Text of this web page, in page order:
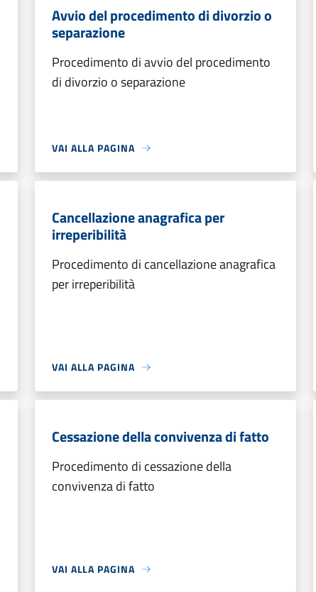
Avvio del procedimento di divorzio o
separazione
Procedimento di avvio del procedimento
di divorzio o separazione
VAI ALLA PAGINA
Cancellazione anagrafica per
irreperibilità
Procedimento di cancellazione anagrafica
per irreperibilità
VAI ALLA PAGINA
Cessazione della convivenza di fatto
Procedimento di cessazione della
convivenza di fatto
VAI ALLA PAGINA